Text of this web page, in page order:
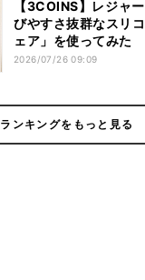
【3COINS】レジャ
びやすさ抜群なスリ
ェア」を使ってみた
2026/07/26 09:09
ランキングをもっと見る